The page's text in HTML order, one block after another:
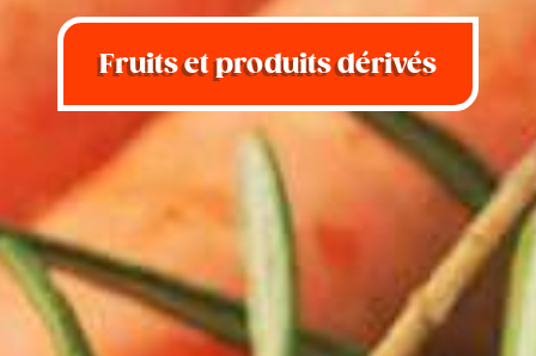
Fruits et produits dérivés